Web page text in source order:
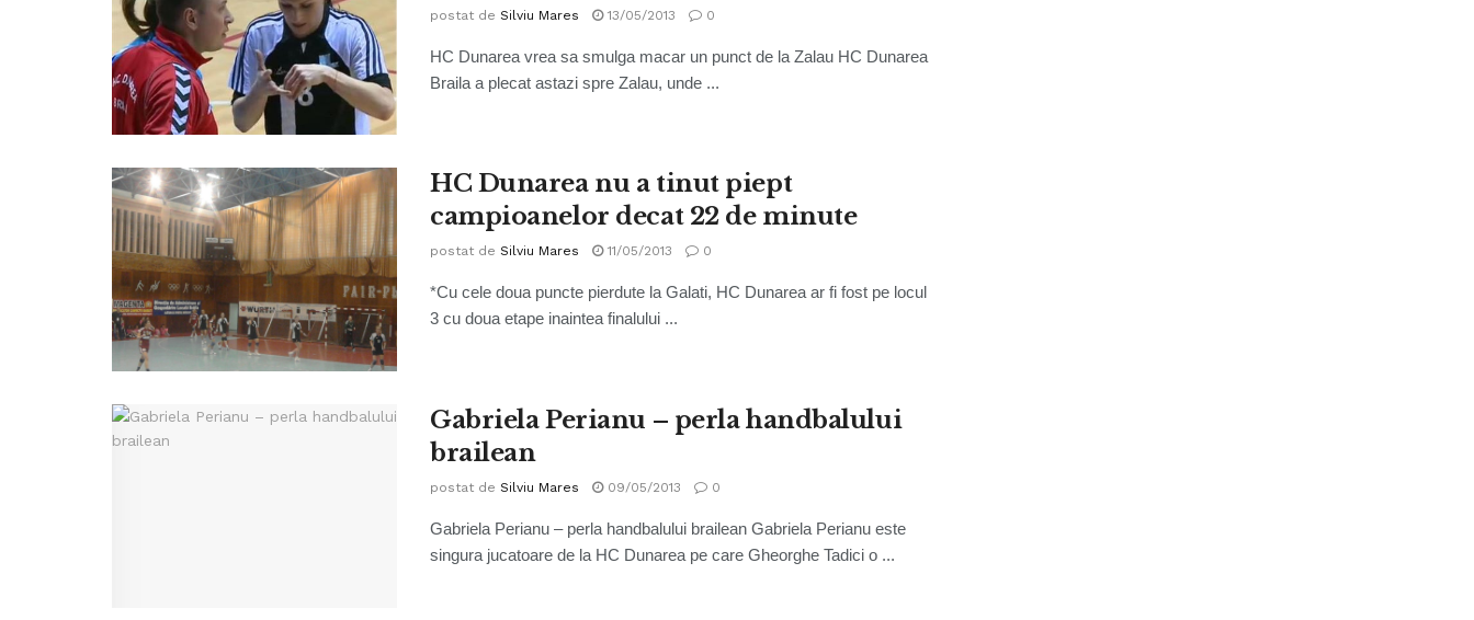
postat de Silviu Mares 13/05/2013 0
HC Dunarea vrea sa smulga macar un punct de la Zalau HC Dunarea
Braila a plecat astazi spre Zalau, unde ...
HC Dunarea nu a tinut piept
campioanelor decat 22 de minute
postat de Silviu Mares 11/05/2013 0
*Cu cele doua puncte pierdute la Galati, HC Dunarea ar fi fost pe locul
3 cu doua etape inaintea finalului ...
Gabriela Perianu – perla handbalului
brailean
postat de Silviu Mares 09/05/2013 0
Gabriela Perianu – perla handbalului brailean Gabriela Perianu este
singura jucatoare de la HC Dunarea pe care Gheorghe Tadici o ...